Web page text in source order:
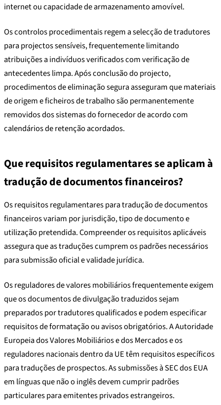
internet ou capacidade de armazenamento amovível.
Os controlos procedimentais regem a selecção de tradutores
para projectos sensíveis, frequentemente limitando
atribuições a indivíduos verificados com verificação de
antecedentes limpa. Após conclusão do projecto,
procedimentos de eliminação segura asseguram que materiais
de origem e ficheiros de trabalho são permanentemente
removidos dos sistemas do fornecedor de acordo com
calendários de retenção acordados.
Que requisitos regulamentares se aplicam à
tradução de documentos financeiros?
Os requisitos regulamentares para tradução de documentos
financeiros variam por jurisdição, tipo de documento e
utilização pretendida. Compreender os requisitos aplicáveis
assegura que as traduções cumprem os padrões necessários
para submissão oficial e validade jurídica.
Os reguladores de valores mobiliários frequentemente exigem
que os documentos de divulgação traduzidos sejam
preparados por tradutores qualificados e podem especificar
requisitos de formatação ou avisos obrigatórios. A Autoridade
Europeia dos Valores Mobiliários e dos Mercados e os
reguladores nacionais dentro da UE têm requisitos específicos
para traduções de prospectos. As submissões à SEC dos EUA
em línguas que não o inglês devem cumprir padrões
particulares para emitentes privados estrangeiros.